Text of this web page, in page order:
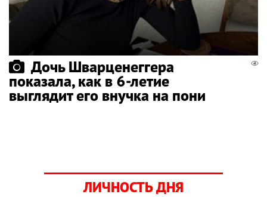
Дочь Шварценеггера
показала, как в 6-летие
выглядит его внучка на пони
ЛИЧНОСТЬ ДНЯ